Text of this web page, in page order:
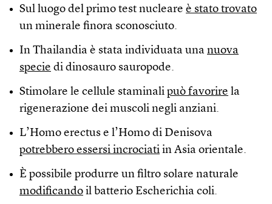
Sul luogo del primo test nucleare è stato trovato
un minerale finora sconosciuto.
In Thailandia è stata individuata una nuova
specie di dinosauro sauropode.
Stimolare le cellule staminali può favorire la
rigenerazione dei muscoli negli anziani.
L’Homo erectus e l’Homo di Denisova
potrebbero essersi incrociati in Asia orientale.
È possibile produrre un filtro solare naturale
modificando il batterio Escherichia coli.